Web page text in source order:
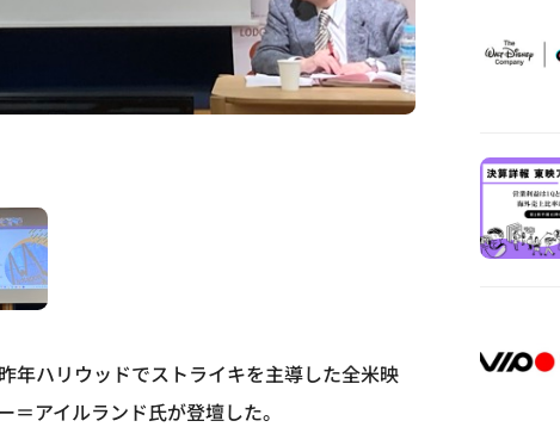
年ハリウッドでストライキを主導した全米映
アイルランド氏が登壇した。